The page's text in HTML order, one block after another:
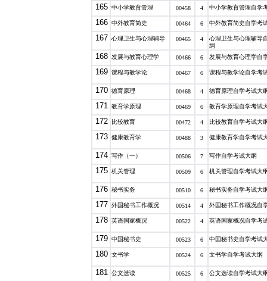
165 中小学教育管理 00458 4 中小学教育管理自学
166 中外教育简史 00464 6 中外教育简史自学考
167 心理卫生与心理辅导 00465 4
心理卫生与心理辅导
纲
168 发展与教育心理学 00466 6 发展与教育心理学自
169 课程与教学论 00467 6 课程与教学论自学考
170 德育原理 00468 4 德育原理自学考试大
171 教育学原理 00469 6 教育学原理自学考试
172 比较教育 00472 4 比较教育自学考试大
173 健康教育学 00488 3 健康教育学自学考试
174 写作（一） 00506 7 写作自学考试大纲
175 机关管理 00509 6 机关管理自学考试大
176 秘书实务 00510 6 秘书实务自学考试大
177 外国秘书工作概况 00514 4 外国秘书工作概况自
178 英语国家概况 00522 4 英语国家概况自学考
179 中国秘书史 00523 6 中国秘书史自学考试
180 文书学 00524 6 文书学自学考试大纲
181 公文选读 00525 6 公文选读自学考试大